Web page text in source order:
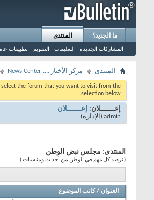
ما الجديد؟ المنتدى
المشاركات الجديدة التعليمات التقويم تطبيقات
المنتدى مركز الأخبار .... News Center
select the forum that you want to visit from the
selection below.
إعـــــــلان:
إعـــــــلان
admin ‏(الإدارة)
المنتدى: مجلس نبض الوطن
( نرصد كل مهم في الوطن من أحداث ومناسبات )
العنوان / كاتب الموضوع